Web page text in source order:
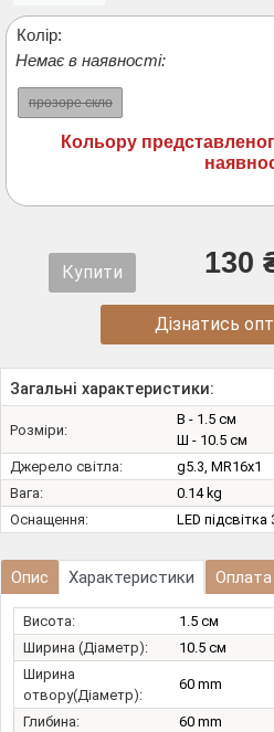
Колір:
Немає в наявності:
прозоре скло
Кольору
Купити 130
Дізнатись
Загальні характеристики:
Розміри:
В - 1.5 см
Ш - 10.5 см
Джерело світла:
g5.3, MR16х1
Вага:
0.14 kg
Оснащення:
LED підсвітка
Опис Характеристики Оплата
Висота:
1.5 см
Ширина (Діаметр):
10.5 см
Ширина
отвору(Діаметр):
60 mm
Глибина:
60 mm